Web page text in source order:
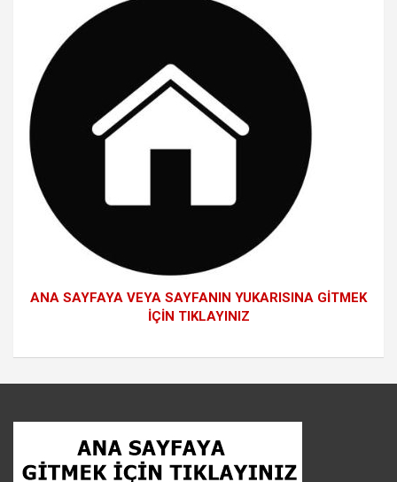
ANA SAYFAYA VEYA SAYFANIN YUKARISINA GİTMEK
İÇİN TIKLAYINIZ